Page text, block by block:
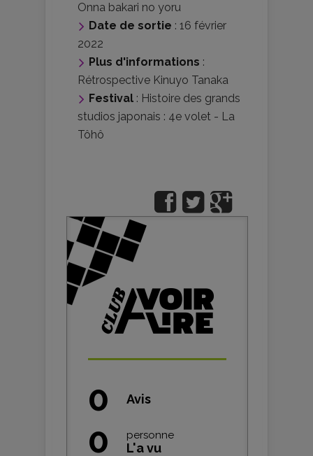
Onna bakari no yoru
Date de sortie : 16 février
2022
Plus d'informations :
Rétrospective Kinuyo Tanaka
Festival : Histoire des grands
studios japonais : 4e volet - La
Tôhô
0 Avis
0 personne
L'a vu